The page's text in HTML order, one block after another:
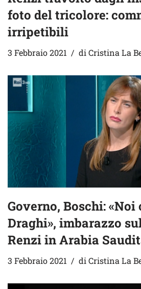
foto del tricolore:
irripetibili
3 Febbraio 2021 di Cristina La
Governo, Boschi:
Draghi», imbarazzo
Renzi in Arabia
3 Febbraio 2021 di Cristina La